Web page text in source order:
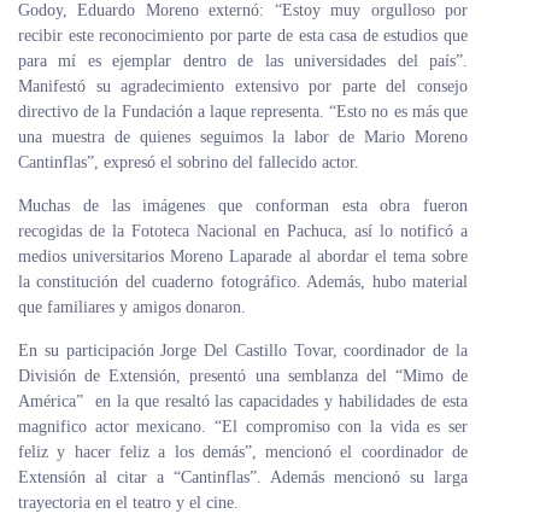
Godoy, Eduardo Moreno externó: “Estoy muy orgulloso por
recibir este reconocimiento por parte de esta casa de estudios que
para mí es ejemplar dentro de las universidades del país”.
Manifestó su agradecimiento extensivo por parte del consejo
directivo de la Fundación a laque representa. “Esto no es más que
una muestra de quienes seguimos la labor de Mario Moreno
Cantinflas”, expresó el sobrino del fallecido actor.
Muchas de las imágenes que conforman esta obra fueron
recogidas de la Fototeca Nacional en Pachuca, así lo notificó a
medios universitarios Moreno Laparade al abordar el tema sobre
la constitución del cuaderno fotográfico. Además, hubo material
que familiares y amigos donaron.
En su participación Jorge Del Castillo Tovar, coordinador de la
División de Extensión, presentó una semblanza del “Mimo de
América” en la que resaltó las capacidades y habilidades de esta
magnifico actor mexicano. “El compromiso con la vida es ser
feliz y hacer feliz a los demás”, mencionó el coordinador de
Extensión al citar a “Cantinflas”. Además mencionó su larga
trayectoria en el teatro y el cine.